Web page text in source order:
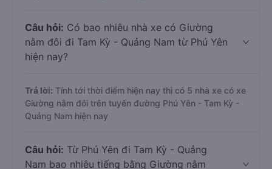
Câu hỏi: Có bao nhiêu nhà xe có Giường
nằm đôi đi Tam Kỳ - Quảng Nam từ Phú Yên
hiện nay?
Trả lời: Tính tới thời điểm hiện nay thì có 5 nhà xe có xe
Giường nằm đôi trên tuyến đường Phú Yên - Tam Kỳ -
Quảng Nam hiện nay
Câu hỏi: Từ Phú Yên đi Tam Kỳ - Quảng
Nam bao nhiêu tiếng bằng Giường nằm